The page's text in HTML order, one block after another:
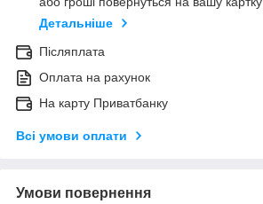
Детальніше
Післяплата
Оплата на рахунок
На карту Приватбанку
Всі умови оплати
Умови повернення